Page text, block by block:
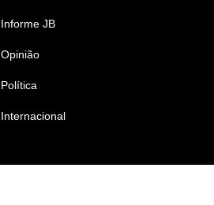
Informe JB
Opinião
Política
Internacional